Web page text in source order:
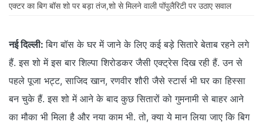
एक्टर का बिग बॉस शो पर बड़ा तंज,शो से मिलने वाली पॉपुलैरिटी पर उठाए सवाल
नई दिल्ली: बिग बॉस के घर में जाने के लिए कई बड़े सितारे बेताब रहने लगे
हैं. इस शो में इस बार शिल्पा शिरोडकर जैसी एक्ट्रेस दिख रही हैं. उन से
पहले पूजा भट्ट, साजिद खान, रणवीर शौरी जैसे स्टार्स भी घर का हिस्सा
बन चुके हैं. इस शो में आने के बाद कुछ सितारों को गुमनामी से बाहर आने
का मौका भी मिला है और नया काम भी. तो, क्या ये मान लिया जाए कि बिग